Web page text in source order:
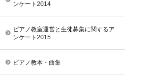
ンケート2014
ピアノ教室運営と生徒募集に関するア
ンケート2015
ピアノ教本・曲集